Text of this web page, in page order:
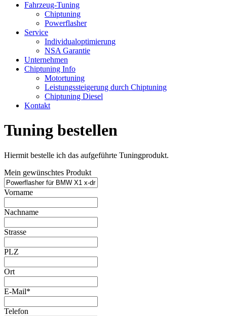
Fahrzeug-Tuning
Chiptuning
Powerflasher
Service
Individualoptimierung
NSA Garantie
Unternehmen
Chiptuning Info
Motortuning
Leistungssteigerung durch Chiptuning
Chiptuning Diesel
Kontakt
Tuning bestellen
Hiermit bestelle ich das aufgeführte Tuningprodukt.
Mein gewünschtes Produkt
Vorname
Nachname
Strasse
PLZ
Ort
E-Mail*
Telefon